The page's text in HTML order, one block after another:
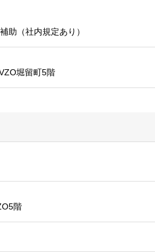
助（社内規定あり）
堀留町5階
階